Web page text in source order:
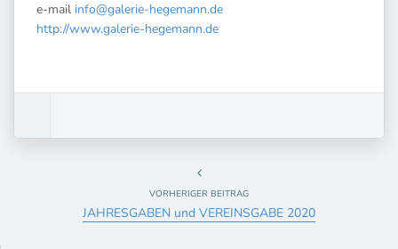
e-mail info@galerie-hegemann.de
http://www.galerie-hegemann.de
VORHERIGER BEITRAG
JAHRESGABEN und VEREINSGABE 2020